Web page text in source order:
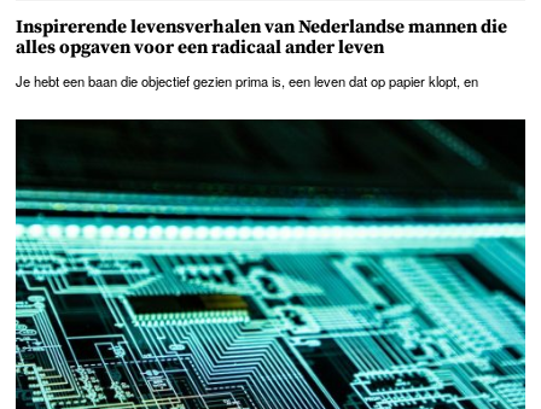
Inspirerende levensverhalen van Nederlandse mannen die
alles opgaven voor een radicaal ander leven
Je hebt een baan die objectief gezien prima is, een leven dat op papier klopt, en